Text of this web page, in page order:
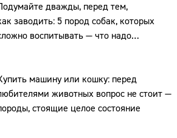
дважды, перед тем,
заводить: 5 пород собак, которых
воспитывать — что надо
машину или кошку: перед
животных вопрос не стоит —
стоящие целое состояние